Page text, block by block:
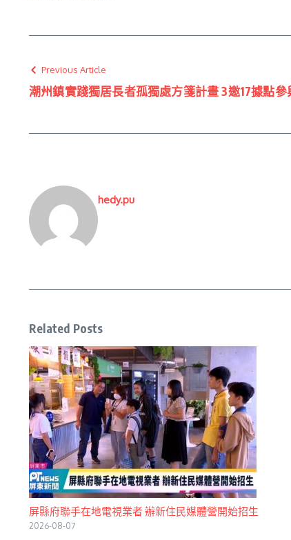
Previous Article
潮州鎮實踐獨居長者孤獨處方箋計畫 3邀17據點參
hedy.pu
Related Posts
屏縣府聯手在地電視業者 辦新住民媒體營開始招生
2026-08-07